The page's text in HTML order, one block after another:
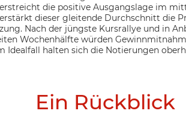
die positive Ausgangslage im
dieser gleitende Durchschnitt die
Nach der jüngste Kursrallye und in
Wochenhälfte würden
Idealfall halten sich die Notierungen
Ein Rückblick